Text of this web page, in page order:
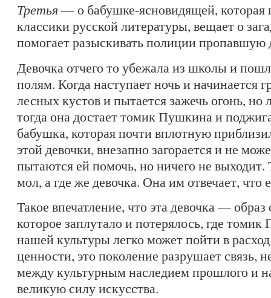
Третья— о бабушке-ясновидящей, которая
классики русской литературы, вещает о
помогает разыскивать полиции пропавшую
Девочка отчего то убежала из школы и
полям. Когда наступает ночь и начинается
лесных кустов и пытается зажечь огонь, но
тогда она достает томик Пушкина и
бабушка, которая почти вплотную
этой девочки, внезапно загорается и не
пытаются ей помочь, но ничего не
мол, а где же девочка. Она им отвечает,
Такое впечатление, что эта девочка —
которое заплутало и потерялось, где
нашей культуры легко может пойти в
ценности, это поколение разрушает связь,
между культурным наследием прошлого и
великую силу искусства.